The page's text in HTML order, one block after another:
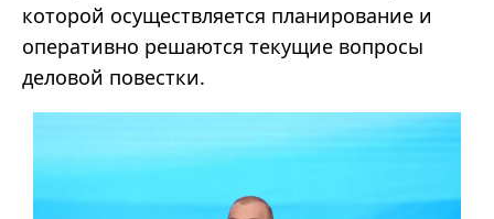
которой осуществляется планирование и
оперативно решаются текущие вопросы
деловой повестки.